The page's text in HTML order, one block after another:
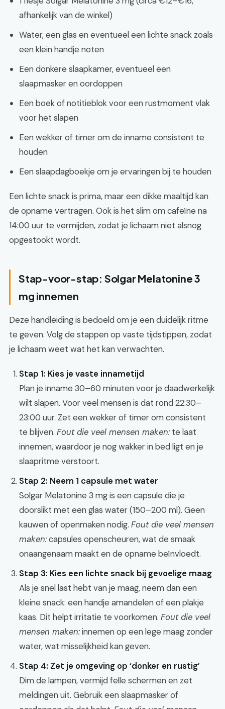
afhankelijk van de winkel)
Water, een glas en eventueel een lichte snack zoals
een klein handje noten
Een donkere slaapkamer, eventueel een
slaapmasker en oordoppen
Een boek of notitieblok voor een rustmoment vlak
voor het slapen
Een wekker of timer om de inname consistent te
houden
Een slaapdagboekje om je ervaringen bij te houden
Een lichte snack is prima, maar een dikke maaltijd kan
de opname vertragen. Ook is het slim om cafeïne na
14:00 uur te vermijden, zodat je lichaam niet alsnog
opgestookt wordt.
Stap-voor-stap: Solgar Melatonine 3
mg innemen
Deze handleiding is bedoeld om je een duidelijk ritme
te geven. Volg de stappen op vaste tijdstippen, zodat
je lichaam weet wat het kan verwachten.
Stap 1: Kies je vaste innametijd
Plan je inname 30–60 minuten voor je daadwerkelijk
wilt slapen. Voor veel mensen is dat rond 22:30–
23:00 uur. Zet een wekker of timer om consistent
te blijven. Fout die veel mensen maken: te laat
innemen, waardoor je nog wakker in bed ligt en je
slaapritme verstoort.
Stap 2: Neem 1 capsule met water
Solgar Melatonine 3 mg is een capsule die je
doorslikt met een glas water (150–200 ml). Geen
kauwen of openmaken nodig. Fout die veel mensen
maken:capsules openscheuren, wat de smaak
onaangenaam maakt en de opname beïnvloedt.
Stap 3: Kies een lichte snack bij gevoelige maag
Als je snel last hebt van je maag, neem dan een
kleine snack: een handje amandelen of een plakje
kaas. Dit helpt irritatie te voorkomen. Fout die veel
mensen maken:innemen op een lege maag zonder
water, wat misselijkheid kan geven.
Stap 4: Zet je omgeving op ‘donker en rustig’
Dim de lampen, vermijd felle schermen en zet
meldingen uit. Gebruik een slaapmasker of